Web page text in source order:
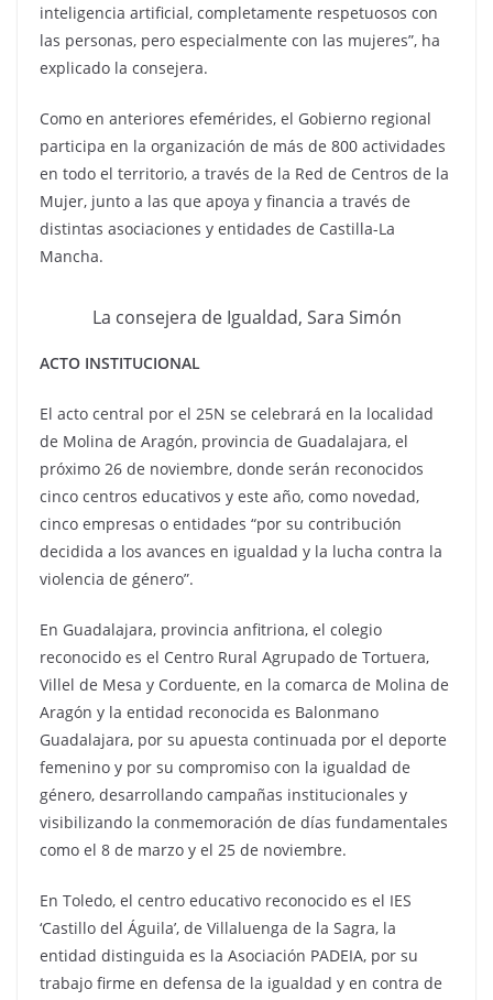
inteligencia artificial, completamente respetuosos con
las personas, pero especialmente con las mujeres”, ha
explicado la consejera.
Como en anteriores efemérides, el Gobierno regional
participa en la organización de más de 800 actividades
en todo el territorio, a través de la Red de Centros de la
Mujer, junto a las que apoya y financia a través de
distintas asociaciones y entidades de Castilla-La
Mancha.
La consejera de Igualdad, Sara Simón
ACTO INSTITUCIONAL
El acto central por el 25N se celebrará en la localidad
de Molina de Aragón, provincia de Guadalajara, el
próximo 26 de noviembre, donde serán reconocidos
cinco centros educativos y este año, como novedad,
cinco empresas o entidades “por su contribución
decidida a los avances en igualdad y la lucha contra la
violencia de género”.
En Guadalajara, provincia anfitriona, el colegio
reconocido es el Centro Rural Agrupado de Tortuera,
Villel de Mesa y Corduente, en la comarca de Molina de
Aragón y la entidad reconocida es Balonmano
Guadalajara, por su apuesta continuada por el deporte
femenino y por su compromiso con la igualdad de
género, desarrollando campañas institucionales y
visibilizando la conmemoración de días fundamentales
como el 8 de marzo y el 25 de noviembre.
En Toledo, el centro educativo reconocido es el IES
‘Castillo del Águila’, de Villaluenga de la Sagra, la
entidad distinguida es la Asociación PADEIA, por su
trabajo firme en defensa de la igualdad y en contra de